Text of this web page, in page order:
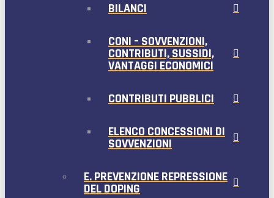
BILANCI
CONI – SOVVENZIONI,
CONTRIBUTI, SUSSIDI,
VANTAGGI ECONOMICI
CONTRIBUTI PUBBLICI
ELENCO CONCESSIONI DI
SOVVENZIONI
E. PREVENZIONE REPRESSIONE
DEL DOPING